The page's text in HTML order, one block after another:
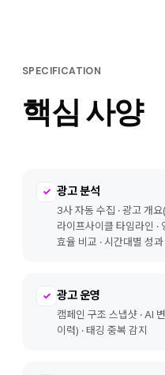
SPECIFICATION
핵심 사양
✓ 광고 분석
3사 자동 수집 · 광고 개
라이프사이클 타임라인 ·
효율 비교 · 시간대별 성과
✓ 광고 운영
캠페인 구조 스냅샷 · AI
이력) · 태깅 중복 감지